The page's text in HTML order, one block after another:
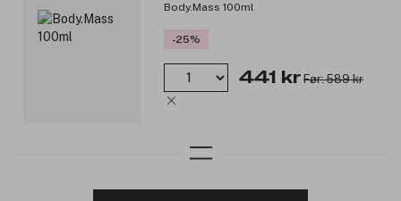
Body.Mass 100ml
-25%
441 kr Før: 589 kr